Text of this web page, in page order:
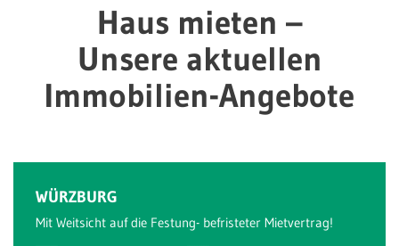
Haus mieten –
Unsere aktuellen
Immobilien-Angebote
WÜRZBURG
Mit Weitsicht auf die Festung- befristeter Mietvertrag!